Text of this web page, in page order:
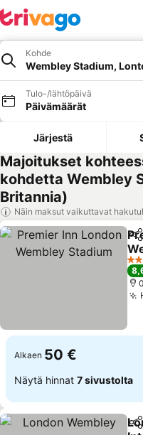
Kohde
Wembley Stadium,
Tulo-/lähtöpäivä
Päivämäärät
Järjestä
Majoitukset
kohdetta Wembley
Britannia)
Näin maksut vaikuttavat
3
Alkaen 50 €
Näytä hinnat 7 sivustolta
Jaa